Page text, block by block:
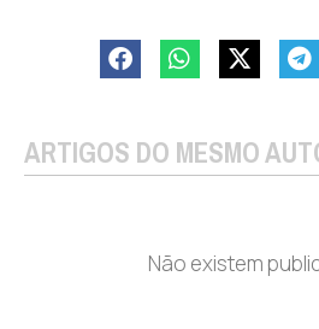
ARTIGOS DO MESMO
Não existem